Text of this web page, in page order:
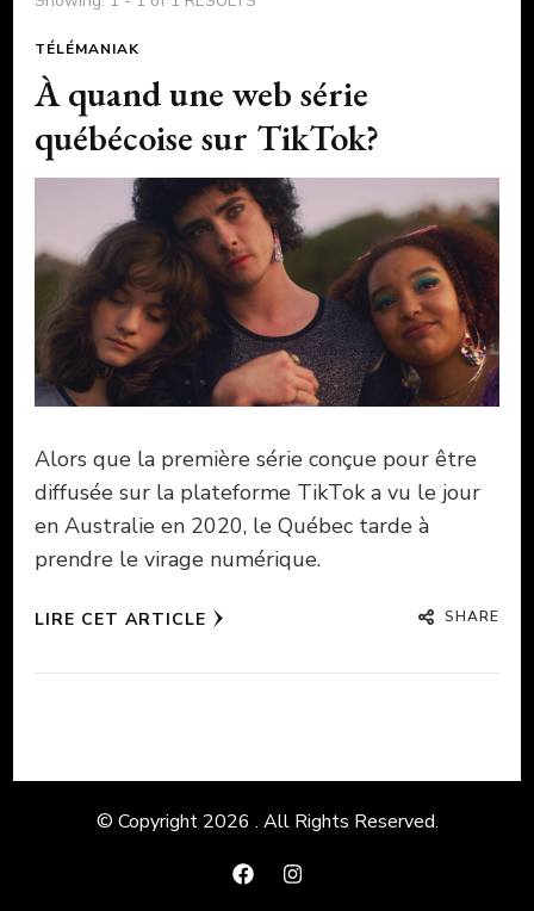
TÉLÉMANIAK
À quand une web série
québécoise sur TikTok?
Alors que la première série conçue pour être
diffusée sur la plateforme TikTok a vu le jour
en Australie en 2020, le Québec tarde à
prendre le virage numérique.
LIRE CET ARTICLE SHARE
© Copyright 2026 . All Rights Reserved.